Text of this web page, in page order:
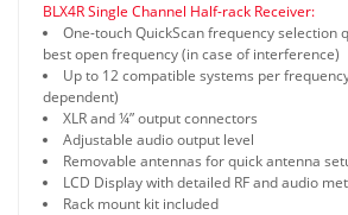
BLX4R Single Channel Half-rack Receiver:
One-touch QuickScan frequency selection
best open frequency (in case of interference)
Up to 12 compatible systems per
dependent)
XLR and ¼” output connectors
Adjustable audio output level
Removable antennas for quick antenna
LCD Display with detailed RF and audio
Rack mount kit included